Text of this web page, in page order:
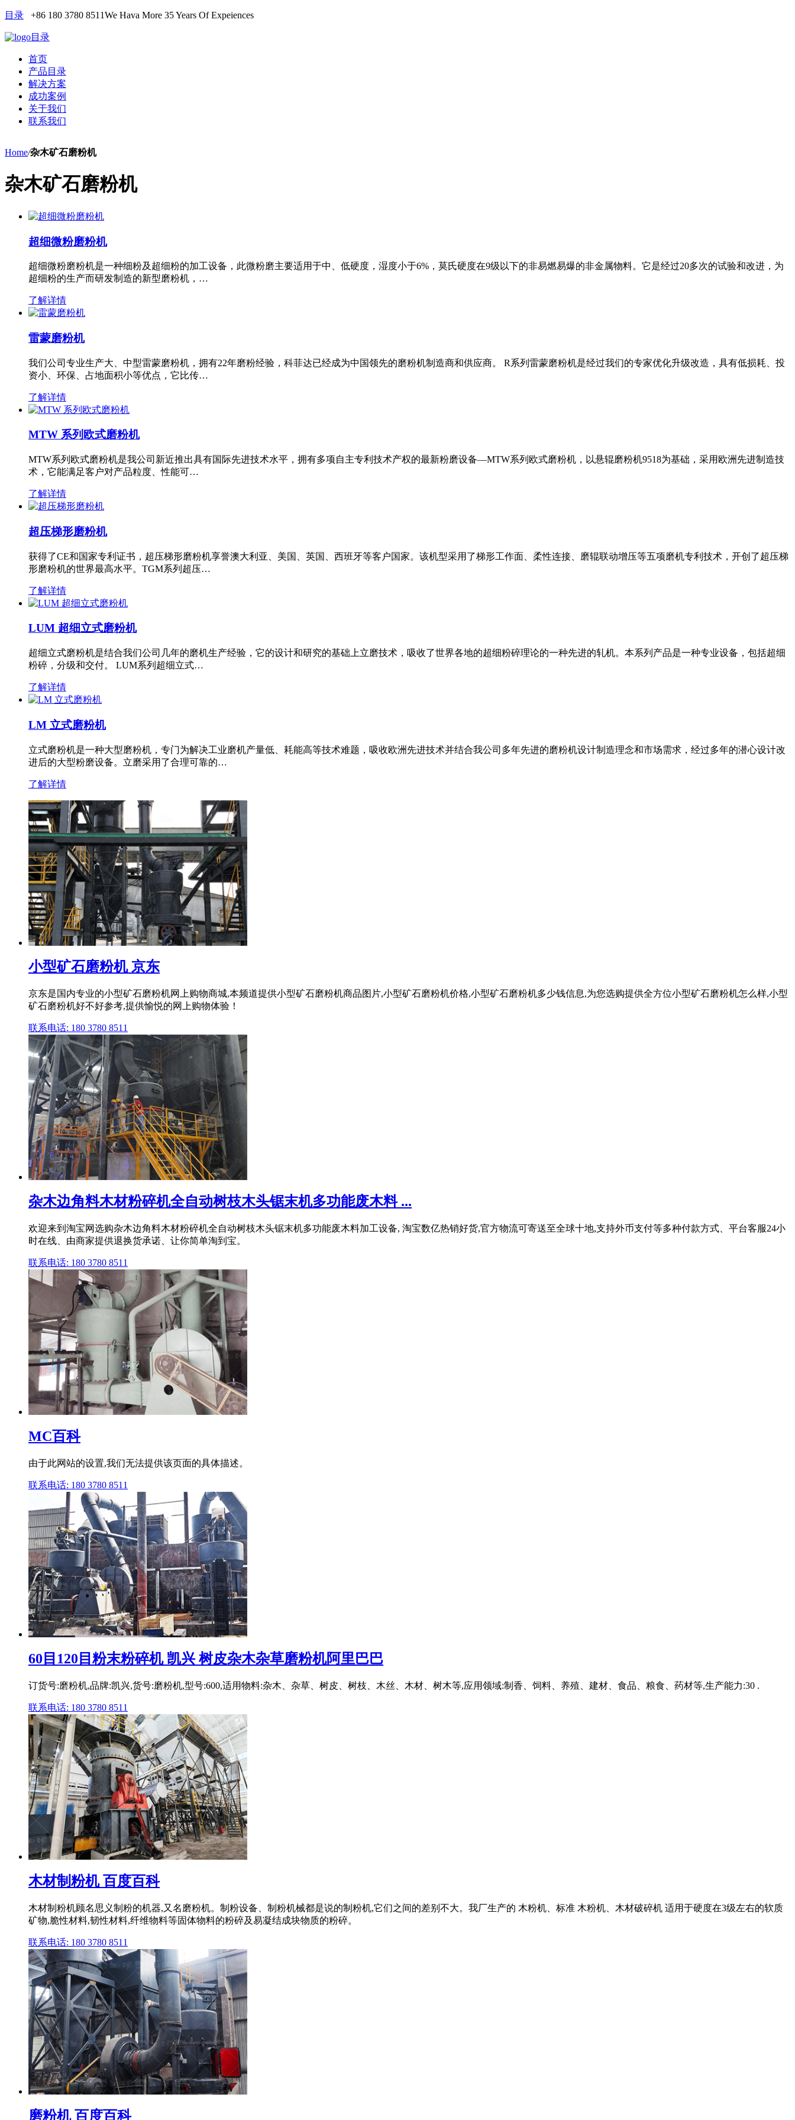
目录 +86 180 3780 8511We Hava More 35 Years Of Expeiences
目录
首页
产品目录
解决方案
成功案例
关于我们
联系我们
Home/杂木矿石磨粉机
杂木矿石磨粉机
超细微粉磨粉机
超细微粉磨粉机是一种细粉及超细粉的加工设备，此微粉磨主要适用于中、低硬度，湿度小于6%，莫氏硬度在9级以下的非易燃易爆的非金属物料。它是经过20多次的试验和改进，为
超细粉的生产而研发制造的新型磨粉机，…
了解详情
雷蒙磨粉机
我们公司专业生产大、中型雷蒙磨粉机，拥有22年磨粉经验，科菲达已经成为中国领先的磨粉机制造商和供应商。 R系列雷蒙磨粉机是经过我们的专家优化升级改造，具有低损耗、投
资小、环保、占地面积小等优点，它比传…
了解详情
MTW 系列欧式磨粉机
MTW系列欧式磨粉机是我公司新近推出具有国际先进技术水平，拥有多项自主专利技术产权的最新粉磨设备—MTW系列欧式磨粉机，以悬辊磨粉机9518为基础，采用欧洲先进制造技
术，它能满足客户对产品粒度、性能可…
了解详情
超压梯形磨粉机
获得了CE和国家专利证书，超压梯形磨粉机享誉澳大利亚、美国、英国、西班牙等客户国家。该机型采用了梯形工作面、柔性连接、磨辊联动增压等五项磨机专利技术，开创了超压梯
形磨粉机的世界最高水平。TGM系列超压…
了解详情
LUM 超细立式磨粉机
超细立式磨粉机是结合我们公司几年的磨机生产经验，它的设计和研究的基础上立磨技术，吸收了世界各地的超细粉碎理论的一种先进的轧机。本系列产品是一种专业设备，包括超细
粉碎，分级和交付。 LUM系列超细立式…
了解详情
LM 立式磨粉机
立式磨粉机是一种大型磨粉机，专门为解决工业磨机产量低、耗能高等技术难题，吸收欧洲先进技术并结合我公司多年先进的磨粉机设计制造理念和市场需求，经过多年的潜心设计改
进后的大型粉磨设备。立磨采用了合理可靠的…
了解详情
小型矿石磨粉机 京东
京东是国内专业的小型矿石磨粉机网上购物商城,本频道提供小型矿石磨粉机商品图片,小型矿石磨粉机价格,小型矿石磨粉机多少钱信息,为您选购提供全方位小型矿石磨粉机怎么样,小型
矿石磨粉机好不好参考,提供愉悦的网上购物体验！
联系电话: 180 3780 8511
杂木边角料木材粉碎机全自动树枝木头锯末机多功能废木料 ...
欢迎来到淘宝网选购杂木边角料木材粉碎机全自动树枝木头锯末机多功能废木料加工设备, 淘宝数亿热销好货,官方物流可寄送至全球十地,支持外币支付等多种付款方式、平台客服24小
时在线、由商家提供退换货承诺、让你简单淘到宝。
联系电话: 180 3780 8511
MC百科
由于此网站的设置,我们无法提供该页面的具体描述。
联系电话: 180 3780 8511
60目120目粉末粉碎机 凯兴 树皮杂木杂草磨粉机阿里巴巴
订货号:磨粉机,品牌:凯兴,货号:磨粉机,型号:600,适用物料:杂木、杂草、树皮、树枝、木丝、木材、树木等,应用领域:制香、饲料、养殖、建材、食品、粮食、药材等,生产能力:30 .
联系电话: 180 3780 8511
木材制粉机 百度百科
木材制粉机顾名思义制粉的机器,又名磨粉机。制粉设备、制粉机械都是说的制粉机,它们之间的差别不大。我厂生产的 木粉机、标准 木粉机、木材破碎机 适用于硬度在3级左右的软质
矿物,脆性材料,韧性材料,纤维物料等固体物料的粉碎及易凝结成块物质的粉碎。
联系电话: 180 3780 8511
磨粉机 百度百科